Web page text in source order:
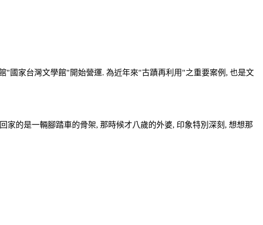
"國家台灣文學館"開始營運. 為近年來"古蹟再利用"之重要案例, 也是文
的是一輛腳踏車的骨架, 那時候才八歲的外婆, 印象特別深刻, 想想那